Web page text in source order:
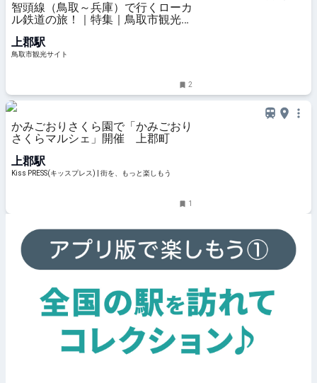
智頭線（鳥取～兵庫）で行くローカ
ル鉄道の旅！｜特集｜鳥取市観光サ
光・旅行情報
上郡駅
鳥取市観光サイト
2
かみごおりさくら園で「かみごおり
さくらマルシェ」開催 上郡町
上郡駅
Kiss PRESS(キッスプレス) | 街を、もっと楽しもう
1